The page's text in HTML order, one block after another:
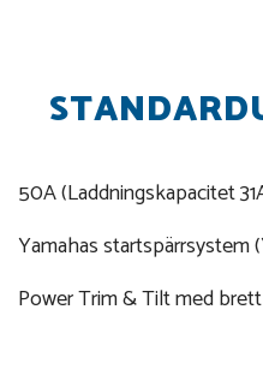
50A (Laddningskapacitet
Yamahas startspärrsystem
Power Trim & Tilt med